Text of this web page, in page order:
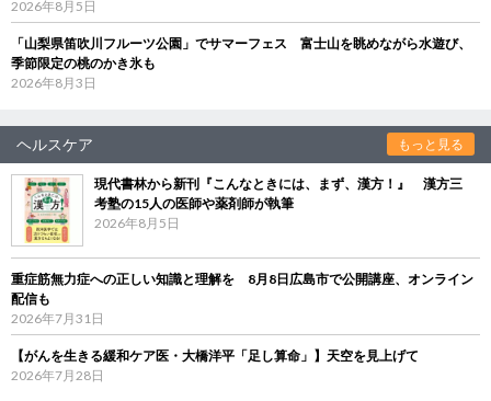
2026年8月5日
「山梨県笛吹川フルーツ公園」でサマーフェス 富士山を眺めながら水遊び、
季節限定の桃のかき氷も
2026年8月3日
ヘルスケア もっと見る
現代書林から新刊『こんなときには、まず、漢方！』 漢方三
考塾の15人の医師や薬剤師が執筆
2026年8月5日
重症筋無力症への正しい知識と理解を 8月8日広島市で公開講座、オンライン
配信も
2026年7月31日
【がんを生きる緩和ケア医・大橋洋平「足し算命」】天空を見上げて
2026年7月28日